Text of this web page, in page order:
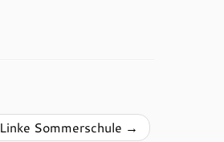
Linke Sommerschule →